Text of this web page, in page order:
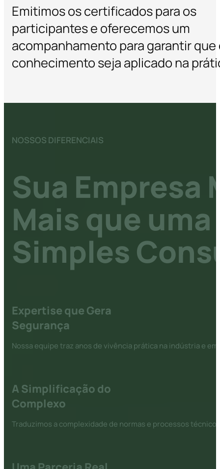
Emitimos os certificados para os
participantes e oferecemos um
acompanhamento para garantir que
conhecimento seja aplicado na
NOSSOS DIFERENCIAIS
Sua Empresa
Mais que uma
Simples
Expertise que Gera
Segurança
Nossa equipe traz anos de vivência prática na indústria e
A Simplificação do
Complexo
Traduzimos a complexidade de normas e processos